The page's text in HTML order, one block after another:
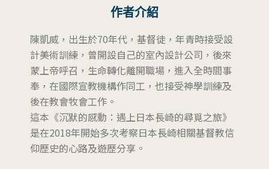
作者介紹
陳凱威，出生於70年代，基督徒，年青時接受設
計美術訓練，曾開設自己的室內設計公司，後來
蒙上帝呼召，生命轉化離開職場，進入全時間事
奉，在國際宣教機構作同工，也接受神學訓練及
後在教會牧會工作。
這本《沉默的感動：遇上日本長崎的尋覓之旅》
是在2018年開始多次考察日本長崎相關基督教信
仰歷史的心路及遊歷分享。